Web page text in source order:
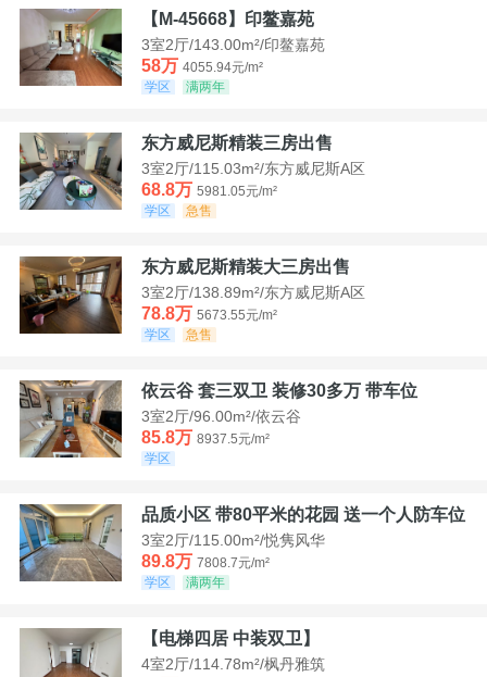
【M-45668】印鳌嘉苑
3室2厅/143.00m²/印鳌嘉苑
58万 4055.94元/m²
学区
满两年
东方威尼斯精装三房出售
3室2厅/115.03m²/东方威尼斯A区
68.8万 5981.05元/m²
学区
急售
东方威尼斯精装大三房出售
3室2厅/138.89m²/东方威尼斯A区
78.8万 5673.55元/m²
学区
急售
依云谷 套三双卫 装修30多万 带车位
3室2厅/96.00m²/依云谷
85.8万 8937.5元/m²
学区
品质小区 带80平米的花园 送一个人防车位
3室2厅/115.00m²/悦隽风华
89.8万 7808.7元/m²
学区
满两年
【电梯四居 中装双卫】
4室2厅/114.78m²/枫丹雅筑